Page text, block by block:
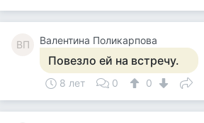
ВП Валентина Поликарпова
Повезло ей на встречу.
8 лет 0 0